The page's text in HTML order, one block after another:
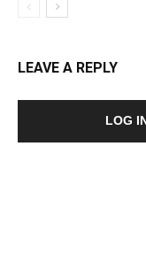
LEAVE A REPLY
LOG